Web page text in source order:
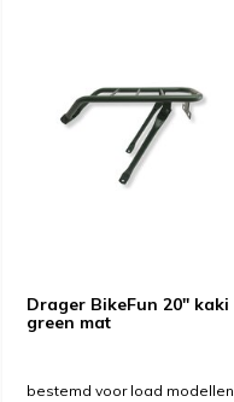
Drager BikeFun 20" kaki
green mat
bestemd voor load modellen